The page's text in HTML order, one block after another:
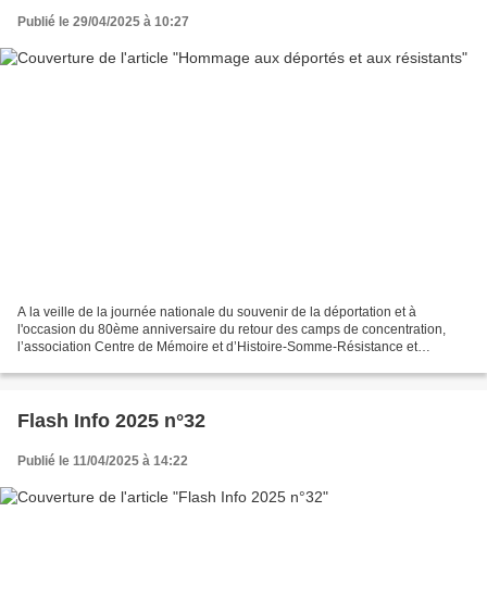
Publié le 29/04/2025 à 10:27
A la veille de la journée nationale du souvenir de la déportation et à
l'occasion du 80ème anniversaire du retour des camps de concentration,
l’association Centre de Mémoire et d’Histoire-Somme-Résistance et
Flash Info 2025 n°32
Publié le 11/04/2025 à 14:22